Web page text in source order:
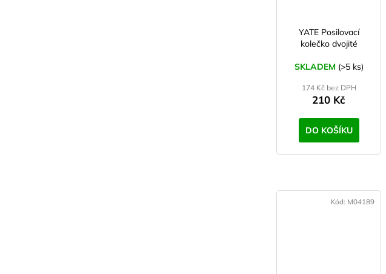
YATE Posilovací
kolečko dvojité
SKLADEM (>5 ks)
174 Kč bez DPH
210 Kč
DO KOŠÍKU
Kód: M04189